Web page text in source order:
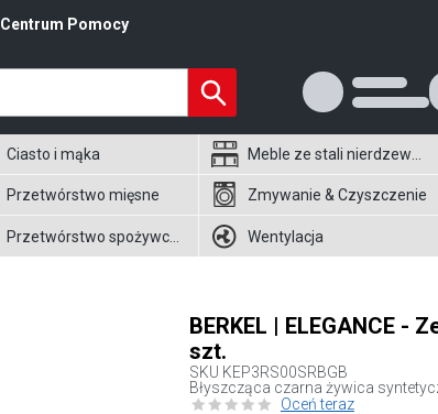
Centrum Pomocy
Ciasto i mąka
Przetwórstwo mięsne Zmywanie & Czyszczenie
Wentylacja
BERKEL | ELEGANCE -
szt.
SKU KEP3RS00SRBGB
Błyszcząca czarna żywica
Oceń teraz